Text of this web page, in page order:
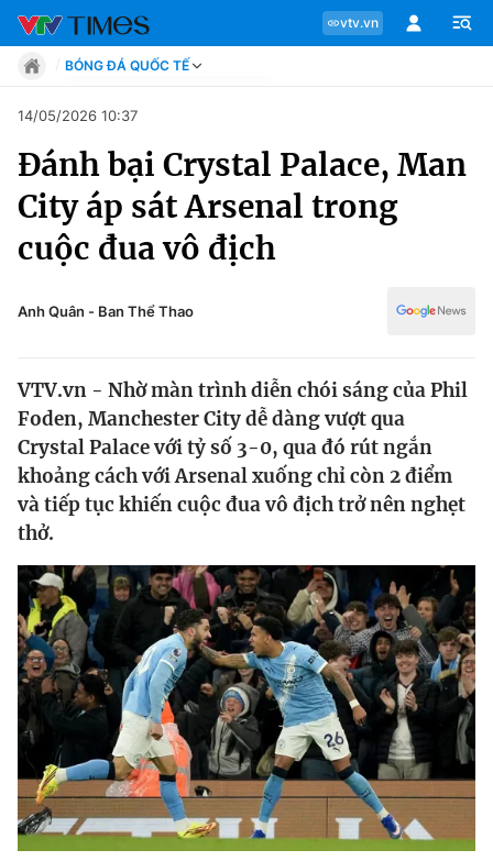
vtv.vn
Chuyên mục
Tin tức
Chân dung
Sự kiện
Bóng đá
Thể thao Điện tử
Các môn khác
VIDEO
Bên lề
BÓNG ĐÁ QUỐC TẾ
Move
Phong cách
Chân dung
Sự kiện
Bóng đá
14/05/2026 10:37
Đánh bại Crystal Palace, Man
City áp sát Arsenal trong
cuộc đua vô địch
Anh Quân - Ban Thể Thao
VTV.vn - Nhờ màn trình diễn chói sáng của Phil
Foden, Manchester City dễ dàng vượt qua
Crystal Palace với tỷ số 3-0, qua đó rút ngắn
khoảng cách với Arsenal xuống chỉ còn 2 điểm
và tiếp tục khiến cuộc đua vô địch trở nên nghẹt
thở.